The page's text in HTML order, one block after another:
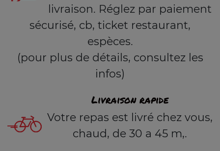
livraison. Réglez par paiement
sécurisé, cb, ticket restaurant,
espèces.
(pour plus de détails, consultez les
infos)
Livraison rapide
Votre repas est livré chez vous,
chaud, de 30 a 45 m,.